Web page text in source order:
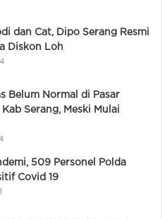
dan Cat, Dipo Serang Resmi
Diskon Loh
Belum Normal di Pasar
Kab Serang, Meski Mulai
509 Personel Polda
Covid 19